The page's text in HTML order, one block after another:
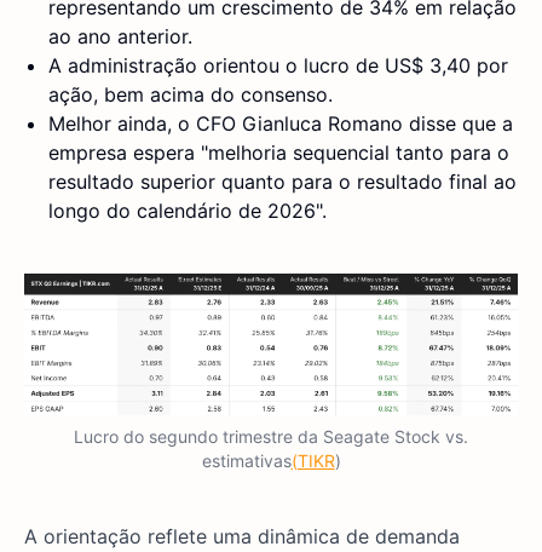
representando um crescimento de 34% em relação
ao ano anterior.
A administração orientou o lucro de US$ 3,40 por
ação, bem acima do consenso.
Melhor ainda, o CFO Gianluca Romano disse que a
empresa espera "melhoria sequencial tanto para o
resultado superior quanto para o resultado final ao
longo do calendário de 2026".
Lucro do segundo trimestre da Seagate Stock vs.
estimativas(TIKR)
A orientação reflete uma dinâmica de demanda